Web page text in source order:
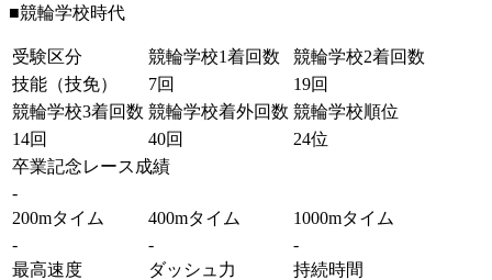
■競輪学校時代
受験区分 競輪学校1着回数
競輪学校2着回数
技能（技免）
7回
19回
競輪学校3着回数 競輪学校着外回数 競輪学校順位
14回
40回
24位
卒業記念レース成績
-
200mタイム
400mタイム
1000mタイム
-
-
-
最高速度
ダッシュ力 持続時間